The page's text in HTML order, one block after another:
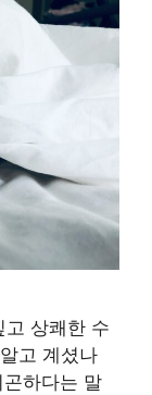
고 상쾌한 수
고 계셨나
하다는 말